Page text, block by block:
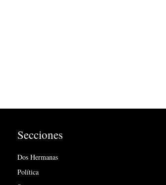
Secciones
Dos Hermanas
Política